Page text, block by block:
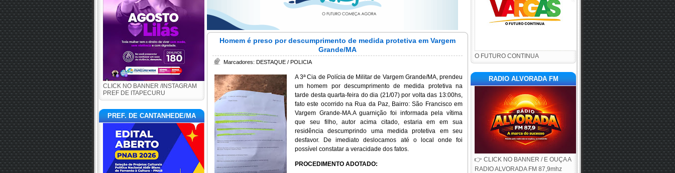
CLICK NO BANNER /INSTAGRAM
PREF DE ITAPECURU
PREF. DE CANTANHEDE/MA
Homem é preso por descumprimento de medida protetiva em Vargem
Grande/MA
Marcadores: DESTAQUE / POLICIA
A 3ª Cia de Polícia de Militar de Vargem Grande/MA, prendeu
um homem por descumprimento de medida protetiva na
tarde desta quarta-feira do dia (21/07) por volta das 13:00hs,
fato este ocorrido na Rua da Paz, Bairro: São Francisco em
Vargem Grande-MA.A guarnição foi informada pela vítima
que seu filho, autor acima citado, estaria em em sua
residência descumprindo uma medida protetiva em seu
desfavor. De imediato deslocamos até o local onde foi
possível constatar a veracidade dos fatos.
PROCEDIMENTO ADOTADO:
O FUTURO CONTINUA
RADIO ALVORADA FM
👉 CLICK NO BANNER / E OUÇA A
RADIO ALVORADA FM 87,9mhz